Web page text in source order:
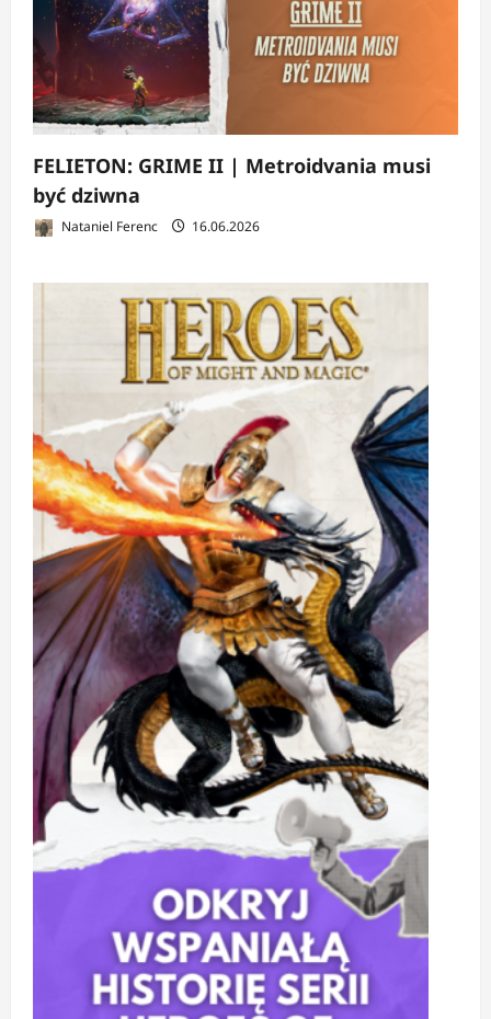
FELIETON: GRIME II | Metroidvania musi
być dziwna
Nataniel Ferenc 16.06.2026